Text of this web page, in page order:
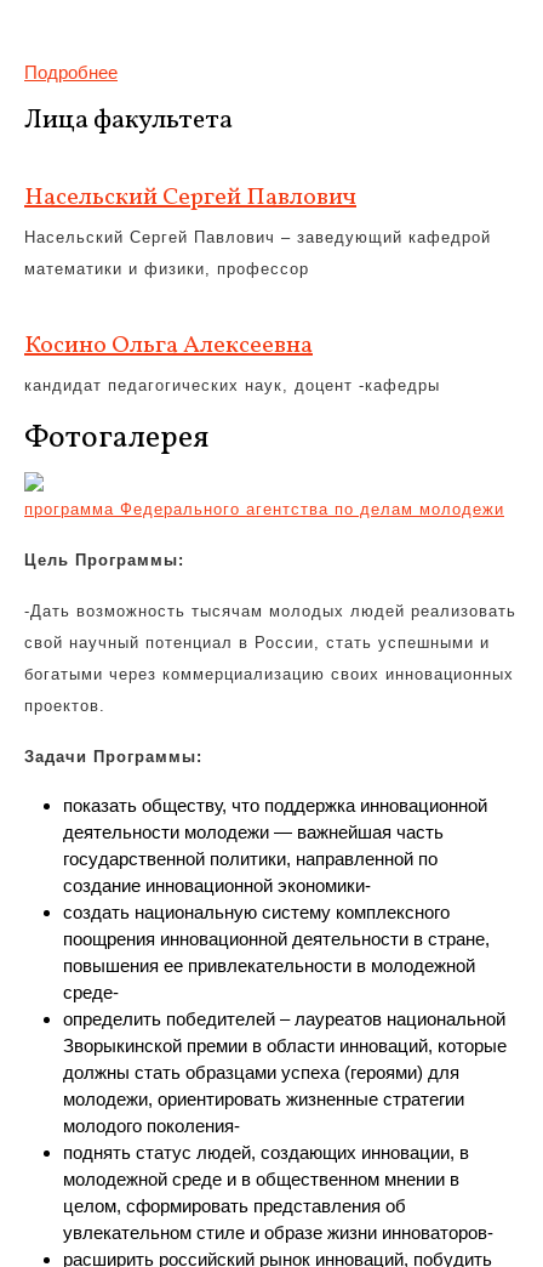
Подробнее
Лица факультета
Насельский Сергей Павлович
Насельский Сергей Павлович – заведующий кафедрой
математики и физики, профессор
Косино Ольга Алексеевна
кандидат педагогических наук, доцент -кафедры
Фотогалерея
программа Федерального агентства по делам молодежи
Цель Программы:
-Дать возможность тысячам молодых людей реализовать
свой научный потенциал в России, стать успешными и
богатыми через коммерциализацию своих инновационных
проектов.
Задачи Программы:
показать обществу, что поддержка инновационной
деятельности молодежи — важнейшая часть
государственной политики, направленной по
создание инновационной экономики-
создать национальную систему комплексного
поощрения инновационной деятельности в стране,
повышения ее привлекательности в молодежной
среде-
определить победителей – лауреатов национальной
Зворыкинской премии в области инноваций, которые
должны стать образцами успеха (героями) для
молодежи, ориентировать жизненные стратегии
молодого поколения-
поднять статус людей, создающих инновации, в
молодежной среде и в общественном мнении в
целом, сформировать представления об
увлекательном стиле и образе жизни инноваторов-
расширить российский рынок инноваций, побудить